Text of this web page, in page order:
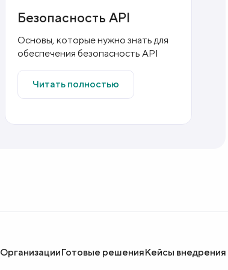
Безопасность API
Основы, которые нужно знать для
обеспечения безопасность API
Читать полностью
ОрганизацииГотовые решенияКейсы внедрения